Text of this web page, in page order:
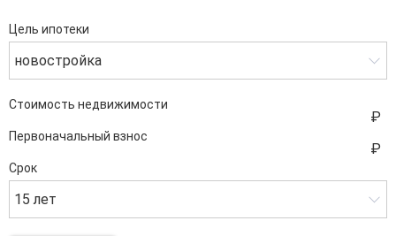
Цель ипотеки
новостройка
Стоимость недвижимости
Первоначальный взнос
Срок
15 лет